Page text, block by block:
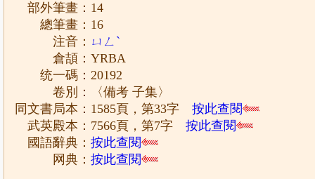
部外筆畫：14
總筆畫：16
注音： ㄩㄥˋ
倉頡：YRBA
统一碼：20192
卷別：〈備考 子集〉
同文書局本：1585頁，第33字按此查閱
武英殿本：7566頁，第7字按此查閱
國語辭典：按此查閱
网典：按此查閱